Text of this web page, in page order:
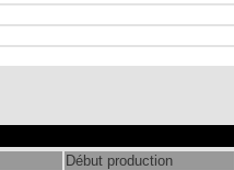
Début production